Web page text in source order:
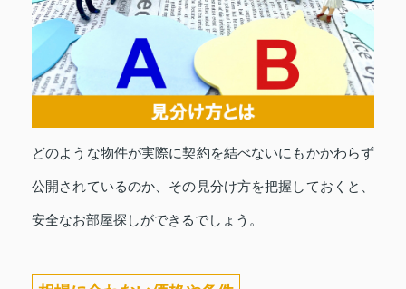
どのような物件が実際に契約を結べないにもかかわらず
公開されているのか、その見分け方を把握しておくと、
安全なお部屋探しができるでしょう。